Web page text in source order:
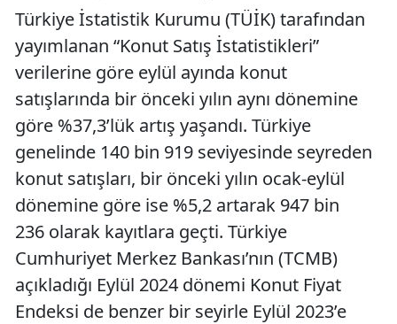
Türkiye İstatistik Kurumu (TÜİK) tarafından
yayımlanan “Konut Satış İstatistikleri”
verilerine göre eylül ayında konut
satışlarında bir önceki yılın aynı dönemine
göre %37,3’lük artış yaşandı. Türkiye
genelinde 140 bin 919 seviyesinde seyreden
konut satışları, bir önceki yılın ocak-eylül
dönemine göre ise %5,2 artarak 947 bin
236 olarak kayıtlara geçti. Türkiye
Cumhuriyet Merkez Bankası’nın (TCMB)
açıkladığı Eylül 2024 dönemi Konut Fiyat
Endeksi de benzer bir seyirle Eylül 2023’e